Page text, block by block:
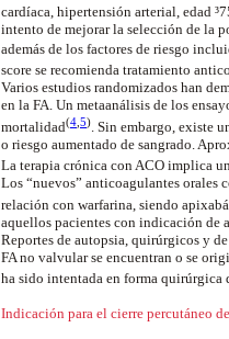
cardíaca, hipertensión arterial, edad
intento de mejorar la selección de la
además de los factores de riesgo
score se recomienda tratamiento
Varios estudios randomizados han
en la FA. Un metaanálisis de los
mortalidad(4 5) . Sin embargo, existe
o riesgo aumentado de sangrado.
La terapia crónica con ACO implica
Los “nuevos” anticoagulantes orales
relación con warfarina, siendo
aquellos pacientes con indicación de
Reportes de autopsia, quirúrgicos y
FA no valvular se encuentran o se
ha sido intentada en forma quirúrgica
Indicación para el cierre percutáneo